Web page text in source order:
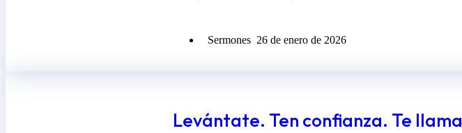
Sermones 26 de enero de 2026
Levántate. Ten confianza. Te llama